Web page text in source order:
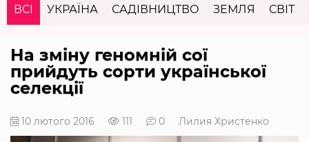
ВСІ УКРАЇНА САДІВНИЦТВО ЗЕМЛЯ СВІТ
На зміну геномній сої
прийдуть сорти української
селекції
10 лютого 2016 111 0 Лилия Христенко